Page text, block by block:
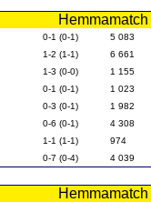
0-1 (0-1)
5 083
1-2 (1-1)
6 661
1-3 (0-0)
1 155
0-1 (0-1)
1 023
0-3 (0-1)
1 982
0-6 (0-1)
4 308
1-1 (1-1)
974
0-7 (0-4) 4 039